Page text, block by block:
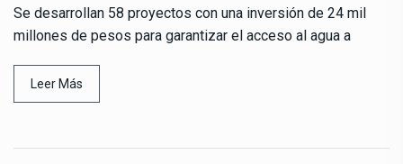
Se desarrollan 58 proyectos con una inversión de 24 mil
millones de pesos para garantizar el acceso al agua a
Leer Más